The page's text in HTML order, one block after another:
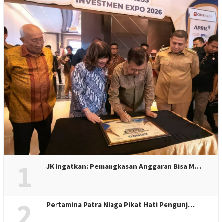
1 JK Ingatkan: Pemangkasan Anggaran Bisa M…
Pertamina Patra Niaga Pikat Hati Pengunj…